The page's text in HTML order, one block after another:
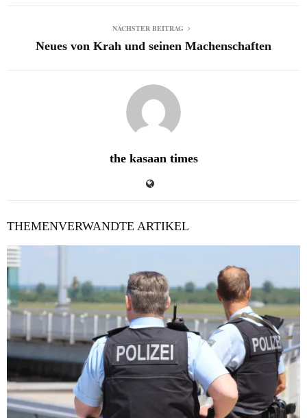
NÄCHSTER BEITRAG
Neues von Krah und seinen Machenschaften
the kasaan times
THEMENVERWANDTE ARTIKEL